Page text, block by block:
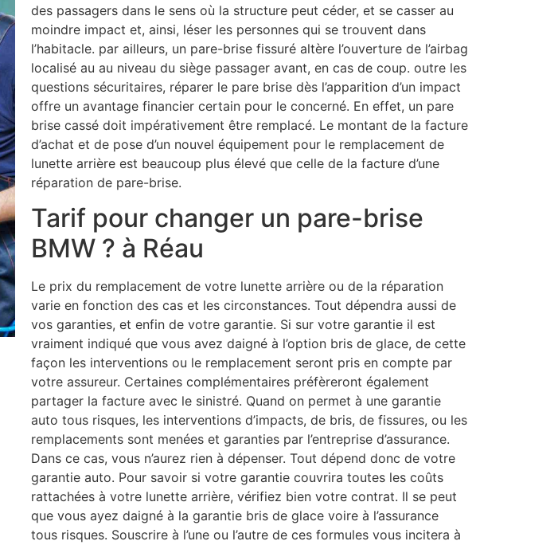
des passagers dans le sens où la structure peut céder, et se casser au
moindre impact et, ainsi, léser les personnes qui se trouvent dans
l’habitacle. par ailleurs, un pare-brise fissuré altère l’ouverture de l’airbag
localisé au au niveau du siège passager avant, en cas de coup. outre les
questions sécuritaires, réparer le pare brise dès l’apparition d’un impact
offre un avantage financier certain pour le concerné. En effet, un pare
brise cassé doit impérativement être remplacé. Le montant de la facture
d’achat et de pose d’un nouvel équipement pour le remplacement de
lunette arrière est beaucoup plus élevé que celle de la facture d’une
réparation de pare-brise.
Tarif pour changer un pare-brise
BMW ? à Réau
Le prix du remplacement de votre lunette arrière ou de la réparation
varie en fonction des cas et les circonstances. Tout dépendra aussi de
vos garanties, et enfin de votre garantie. Si sur votre garantie il est
vraiment indiqué que vous avez daigné à l’option bris de glace, de cette
façon les interventions ou le remplacement seront pris en compte par
votre assureur. Certaines complémentaires préfèreront également
partager la facture avec le sinistré. Quand on permet à une garantie
auto tous risques, les interventions d’impacts, de bris, de fissures, ou les
remplacements sont menées et garanties par l’entreprise d’assurance.
Dans ce cas, vous n’aurez rien à dépenser. Tout dépend donc de votre
garantie auto. Pour savoir si votre garantie couvrira toutes les coûts
rattachées à votre lunette arrière, vérifiez bien votre contrat. Il se peut
que vous ayez daigné à la garantie bris de glace voire à l’assurance
tous risques. Souscrire à l’une ou l’autre de ces formules vous incitera à